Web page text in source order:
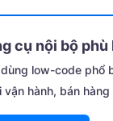
cụ nội bộ phù
low-code phổ
hành, bán hàng